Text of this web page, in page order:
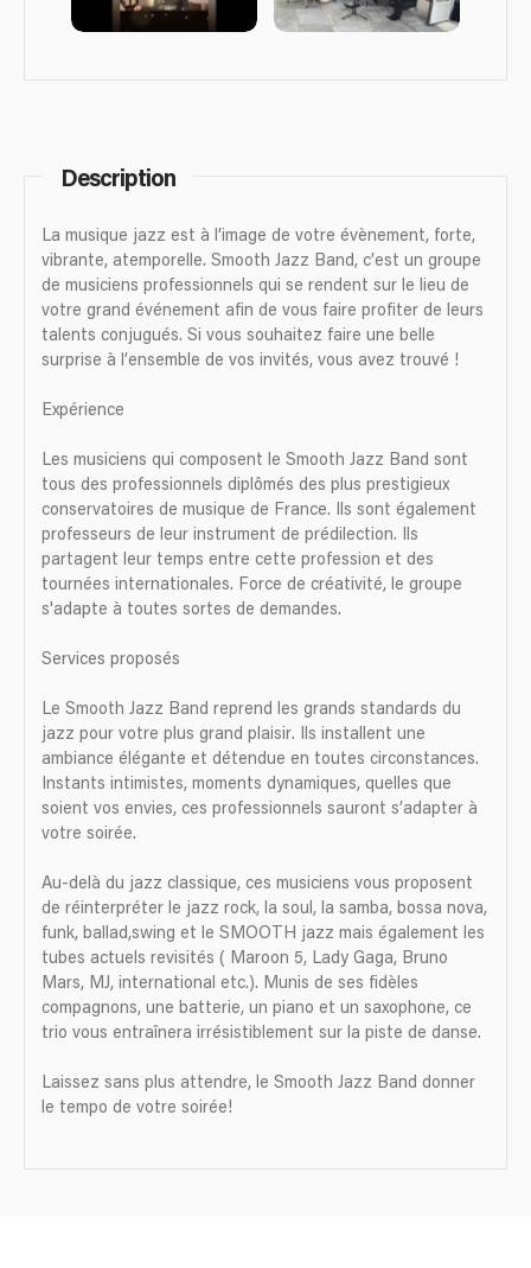
Description
La musique jazz est à l’image de votre évènement, forte,
vibrante, atemporelle. Smooth Jazz Band, c’est un groupe
de musiciens professionnels qui se rendent sur le lieu de
votre grand événement afin de vous faire profiter de leurs
talents conjugués. Si vous souhaitez faire une belle
surprise à l’ensemble de vos invités, vous avez trouvé !
Expérience
Les musiciens qui composent le Smooth Jazz Band sont
tous des professionnels diplômés des plus prestigieux
conservatoires de musique de France. Ils sont également
professeurs de leur instrument de prédilection. Ils
partagent leur temps entre cette profession et des
tournées internationales. Force de créativité, le groupe
s'adapte à toutes sortes de demandes.
Services proposés
Le Smooth Jazz Band reprend les grands standards du
jazz pour votre plus grand plaisir. Ils installent une
ambiance élégante et détendue en toutes circonstances.
Instants intimistes, moments dynamiques, quelles que
soient vos envies, ces professionnels sauront s’adapter à
votre soirée.
Au-delà du jazz classique, ces musiciens vous proposent
de réinterpréter le jazz rock, la soul, la samba, bossa nova,
funk, ballad,swing et le SMOOTH jazz mais également les
tubes actuels revisités ( Maroon 5, Lady Gaga, Bruno
Mars, MJ, international etc.). Munis de ses fidèles
compagnons, une batterie, un piano et un saxophone, ce
trio vous entraînera irrésistiblement sur la piste de danse.
Laissez sans plus attendre, le Smooth Jazz Band donner
le tempo de votre soirée!